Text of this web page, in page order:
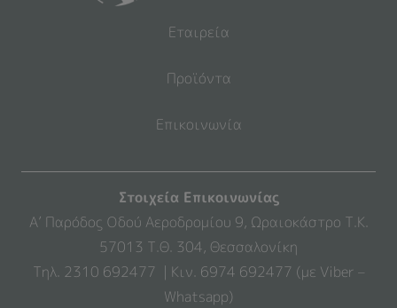
Εταιρεία
Προϊόντα
Επικοινωνία
Στοιχεία Επικοινωνίας
Α’ Παρόδος Οδού Αεροδρομίου 9, Ωραιοκάστρο Τ.Κ.
57013 Τ.Θ. 304, Θεσσαλονίκη
Τηλ. 2310 692477 | Κιν. 6974 692477 (με Viber –
Whatsapp)